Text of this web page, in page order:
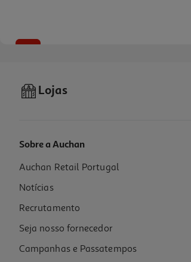
Gel Banho Dove Adv Deeply Nourishing 400ml
6.73 €/Lt
2,69 €
Lojas
Sobre a Auchan
Auchan Retail Portugal
Notícias
Recrutamento
Seja nosso fornecedor
Campanhas e Passatempos